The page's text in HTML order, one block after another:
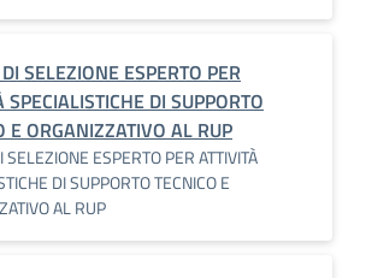
SELEZIONE ESPERTO PER
SPECIALISTICHE DI SUPPORTO
E ORGANIZZATIVO AL RUP
SELEZIONE ESPERTO PER ATTIVITÀ
DI SUPPORTO TECNICO E
AL RUP